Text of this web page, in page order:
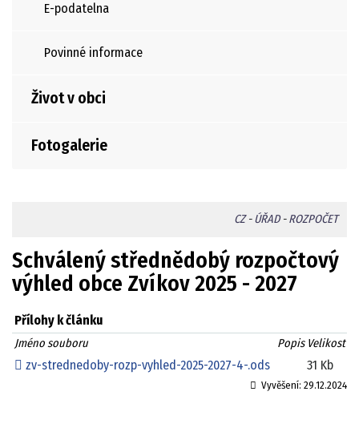
E-podatelna
Povinné informace
Život v obci
Fotogalerie
CZ-ÚŘAD-ROZPOČET
Schválený střednědobý rozpočtový
výhled obce Zvíkov 2025 - 2027
Přílohy k článku
Jméno souboru Popis Velikost
zv-strednedoby-rozp-vyhled-2025-2027-4-.ods 31 Kb
Vyvěšení: 29.12.2024